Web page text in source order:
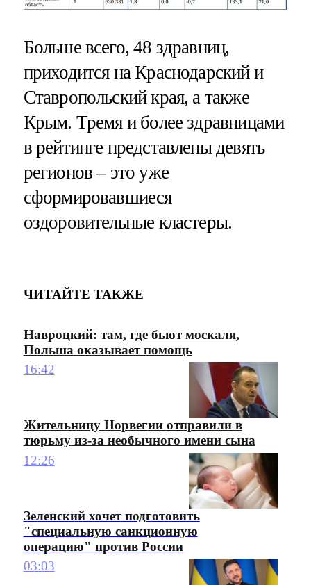
Больше всего, 48 здравниц,
приходится на Краснодарский и
Ставропольский края, а также
Крым. Тремя и более здравницами
в рейтинге представлены девять
регионов – это уже
сформировавшиеся
оздоровительные кластеры.
ЧИТАЙТЕ ТАКЖЕ
Навроцкий: там, где бьют москаля,
Польша оказывает помощь
16:42
Жительницу Норвегии отправили в
тюрьму из-за необычного имени сына
12:26
Зеленский хочет подготовить
"специальную санкционную
операцию" против России
03:03